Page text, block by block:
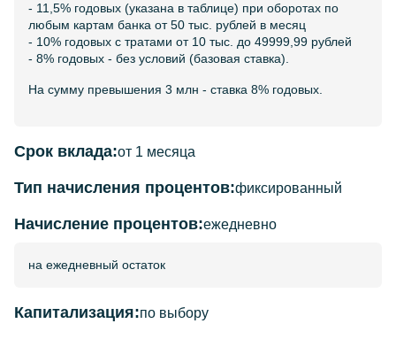
- 11,5% годовых (указана в таблице) при оборотах по
любым картам банка от 50 тыс. рублей в месяц
- 10% годовых с тратами от 10 тыс. до 49999,99 рублей
- 8% годовых - без условий (базовая ставка).
На сумму превышения 3 млн - ставка 8% годовых.
Срок вклада:от 1 месяца
Тип начисления процентов:фиксированный
Начисление процентов:ежедневно
на ежедневный остаток
Капитализация:по выбору